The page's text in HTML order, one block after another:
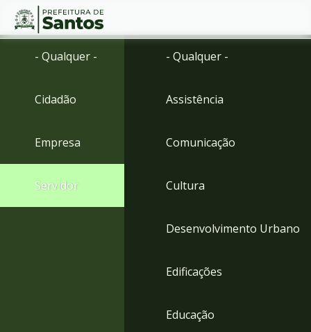
Ir
menu
para
Conteúdo
- Qualquer -
Cidadão
Empresa
Servidor
- Qualquer -
Assistência
Comunicação
Cultura
Desenvolvimento Urbano
Edificações
Educação